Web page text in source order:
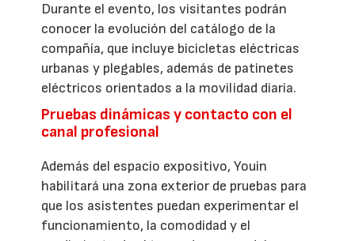
Durante el evento, los visitantes podrán
conocer la evolución del catálogo de la
compañía, que incluye bicicletas eléctricas
urbanas y plegables, además de patinetes
eléctricos orientados a la movilidad diaria.
Pruebas dinámicas y contacto con el
canal profesional
Además del espacio expositivo, Youin
habilitará una zona exterior de pruebas para
que los asistentes puedan experimentar el
funcionamiento, la comodidad y el